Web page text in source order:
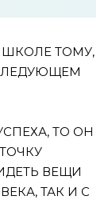
ШКОЛЕ ТОМУ,
ТО ОН
ВЕЩИ
ТАК И С